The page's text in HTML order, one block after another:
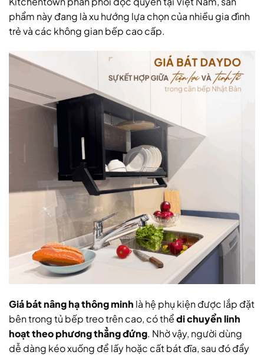
phẩm này đang là xu hướng lựa chọn của nhiều gia đình
trẻ và các không gian bếp cao cấp.
Giá bát nâng hạ thông minh là hệ phụ kiện được lắp đặt
bên trong tủ bếp treo trên cao, có thểdi chuyển linh
hoạt theo phương thẳng đứng. Nhờ vậy, người dùng
dễ dàng kéo xuống để lấy hoặc cất bát đĩa, sau đó đẩy